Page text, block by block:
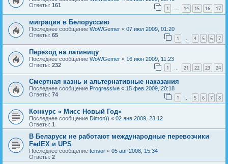
Ответы: 161 1 … 14 15 16 17
миграция в Белоруссию
Последнее сообщение WoWGemer « 07 июл 2009, 01:20
Ответы: 65 1 … 4 5 6 7
Переход на латиницу
Последнее сообщение WoWGemer « 16 июн 2009, 11:23
Ответы: 232 1 21 22 23 24
Смертная казнь и альтернативные наказания
Последнее сообщение Progressive « 15 фев 2009, 20:18
Ответы: 74 1 … 5 6 7 8
Конкурс « Мисс Новый Год»
Последнее сообщение Dimon)) « 02 янв 2009, 23:12
Ответы: 1
В Беларуси не работают международные перевозчики
FedEX и UPS
Последнее сообщение tensor « 05 авг 2008, 15:34
Ответы: 2